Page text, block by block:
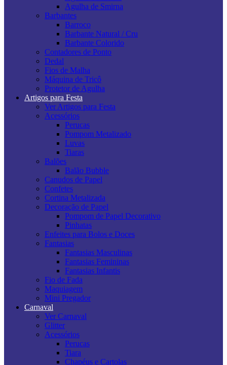
Agulha de Smirna
Barbantes
Barroco
Barbante Natural / Cru
Barbante Colorido
Contadores de Ponto
Dedal
Fios de Malha
Máquina de Tricô
Protetor de Agulha
Artigos para Festa
Ver Artigos para Festa
Acessórios
Perucas
Pompom Metalizado
Luvas
Tiaras
Balões
Balão Bubble
Canudos de Papel
Confetes
Cortina Metalizada
Decoração de Papel
Pompom de Papel Decorativo
Pinhatas
Enfeites para Bolos e Doces
Fantasias
Fantasias Masculinas
Fantasias Femininas
Fantasias Infantis
Fio de Fada
Maquiagem
Mini Pregador
Carnaval
Ver Carnaval
Glitter
Acessórios
Perucas
Tiara
Chapéus e Cartolas